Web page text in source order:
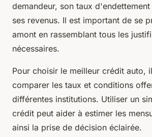
demandeur, son taux
ses revenus. Il est important de se
amont en rassemblant tous les
nécessaires.
Pour choisir le meilleur crédit auto,
comparer les taux et conditions
différentes institutions. Utiliser un
crédit peut aider à estimer les
ainsi la prise de décision éclairée.